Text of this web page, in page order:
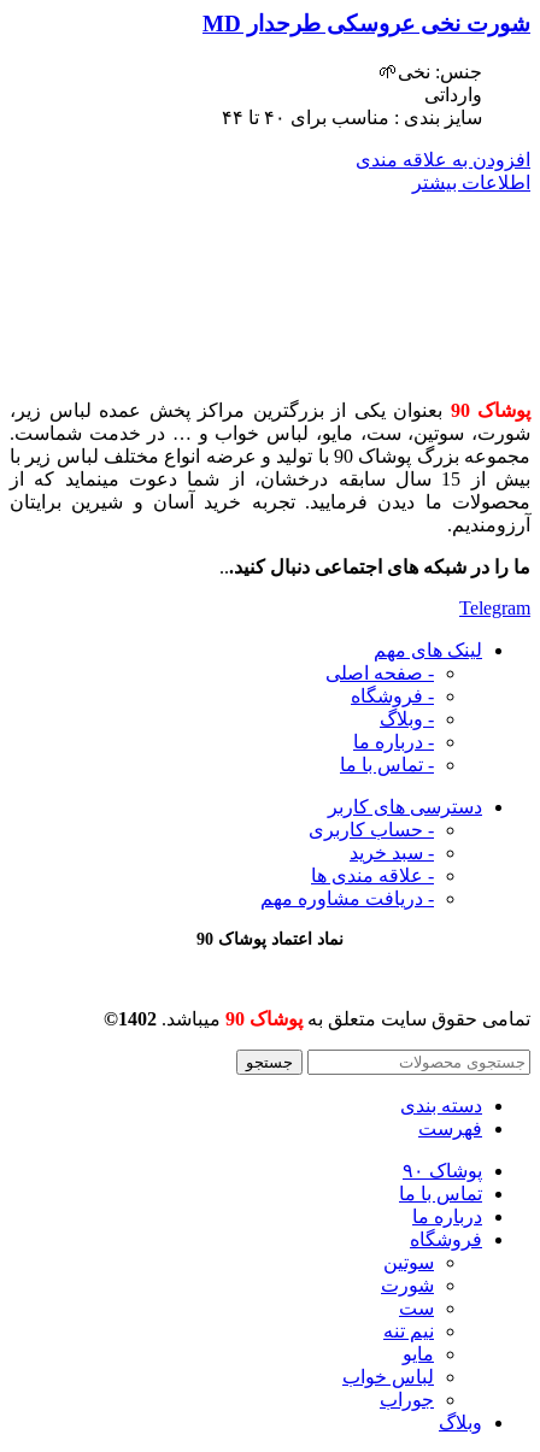
شورت نخی عروسکی طرحدار MD
جنس: نخی🌱
وارداتی
سایز بندی : مناسب برای ۴٠ تا ۴۴
افزودن به علاقه مندی
اطلاعات بیشتر
پوشاک 90
بعنوان یکی از بزرگترین مراکز پخش عمده لباس زیر،
شورت، سوتین، ست، مایو، لباس خواب و … در خدمت شماست.
مجموعه بزرگ پوشاک 90 با تولید و عرضه انواع مختلف لباس زیر با
بیش از 15 سال سابقه درخشان، از شما دعوت مینماید که از
محصولات ما دیدن فرمایید. تجربه خرید آسان و شیرین برایتان
آرزومندیم.
ما را در شبکه های اجتماعی دنبال کنید...
Telegram
لینک های مهم
- صفحه اصلی
- فروشگاه
- وبلاگ
- درباره ما
- تماس با ما
دسترسی های کاربر
- حساب کاربری
- سبد خرید
- علاقه مندی ها
- دریافت مشاوره مهم
نماد اعتماد پوشاک 90
تمامی حقوق سایت متعلق به پوشاک 90 میباشد. 1402©
جستجو
دسته بندی
فهرست
پوشاک ۹۰
تماس با ما
درباره ما
فروشگاه
سوتین
شورت
ست
نیم تنه
مایو
لباس خواب
جوراب
وبلاگ